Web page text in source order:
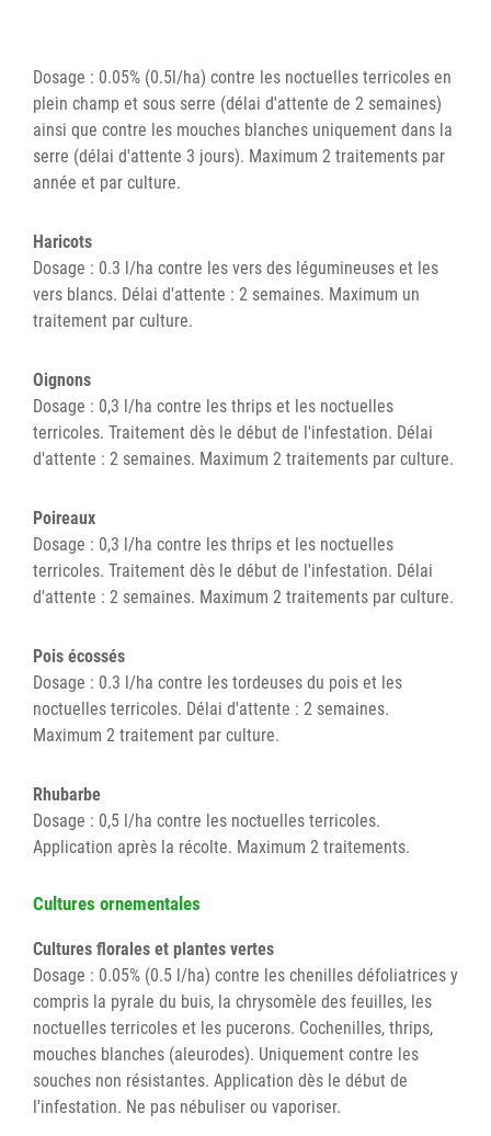
Dosage : 0.05% (0.5l/ha) contre les noctuelles terricoles en
plein champ et sous serre (délai d'attente de 2 semaines)
ainsi que contre les mouches blanches uniquement dans la
serre (délai d'attente 3 jours). Maximum 2 traitements par
année et par culture.
Haricots
Dosage : 0.3 l/ha contre les vers des légumineuses et les
vers blancs. Délai d'attente : 2 semaines. Maximum un
traitement par culture.
Oignons
Dosage : 0,3 l/ha contre les thrips et les noctuelles
terricoles. Traitement dès le début de l'infestation. Délai
d'attente : 2 semaines. Maximum 2 traitements par culture.
Poireaux
Dosage : 0,3 l/ha contre les thrips et les noctuelles
terricoles. Traitement dès le début de l'infestation. Délai
d'attente : 2 semaines. Maximum 2 traitements par culture.
Pois écossés
Dosage : 0.3 l/ha contre les tordeuses du pois et les
noctuelles terricoles. Délai d'attente : 2 semaines.
Maximum 2 traitement par culture.
Rhubarbe
Dosage : 0,5 l/ha contre les noctuelles terricoles.
Application après la récolte. Maximum 2 traitements.
Cultures ornementales
Cultures florales et plantes vertes
Dosage : 0.05% (0.5 l/ha) contre les chenilles défoliatrices y
compris la pyrale du buis, la chrysomèle des feuilles, les
noctuelles terricoles et les pucerons. Cochenilles, thrips,
mouches blanches (aleurodes). Uniquement contre les
souches non résistantes. Application dès le début de
l'infestation. Ne pas nébuliser ou vaporiser.